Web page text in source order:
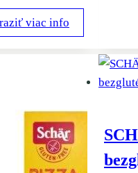
viac info